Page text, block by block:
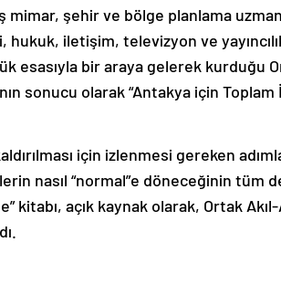
mimar, şehir ve bölge planlama
hukuk, iletişim, televizyon ve
esasıyla bir araya gelerek kurduğu
sonucu olarak “Antakya için Toplam
için izlenmesi gereken
nasıl “normal”e döneceğinin tüm
kitabı, açık kaynak olarak, Ortak